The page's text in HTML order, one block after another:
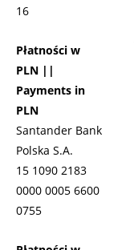
16
Płatności w
PLN ||
Payments in
PLN
Santander Bank
Polska S.A.
15 1090 2183
0000 0005 6600
0755